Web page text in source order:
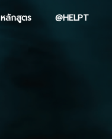
หลักสูตร @HELPT